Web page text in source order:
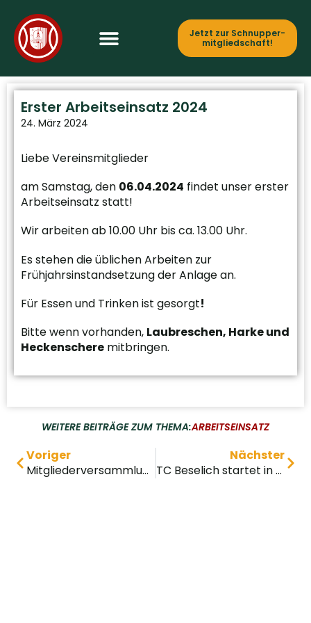
Jetzt zur Schnupper­
mitgliedschaft!
Erster Arbeitseinsatz 2024
24. März 2024
Liebe Vereinsmitglieder
am Samstag, den 06.04.2024 findet unser erster
Arbeitseinsatz statt!
Wir arbeiten ab 10.00 Uhr bis ca. 13.00 Uhr.
Es stehen die üblichen Arbeiten zur
Frühjahrsinstandsetzung der Anlage an.
Für Essen und Trinken ist gesorgt!
Bitte wenn vorhanden, Laubreschen, Harke und
Heckenschere mitbringen.
WEITERE BEITRÄGE ZUM THEMA:ARBEITSEINSATZ
Voriger
Mitglieder­versammlung des TC Beselich
Nächster
TC Beselich startet in die Medenrunde 2024